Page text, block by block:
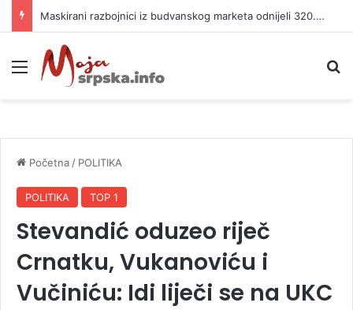
Maskirani razbojnici iz budvanskog marketa odnijeli 320.000 evra
Meni
Početna / POLITIKA
POLITIKA TOP 1
Stevandić oduzeo riječ
Crnatku, Vukanoviću i
Vučiniću: Idi liječi se na UKC